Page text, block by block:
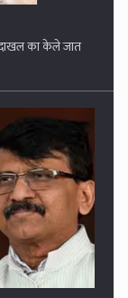
होता.... संजय